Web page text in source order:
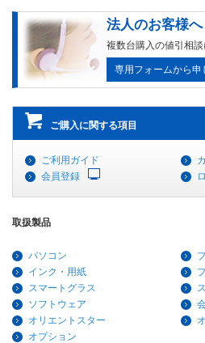
法人のお客様へ
複数台購入の値引相談
専用フォームから申
ご購入に関する項目
ご利用ガイド
会員登録
取扱製品
パソコン
インク・用紙
スマートグラス
ソフトウェア
オリエントスター
オプション